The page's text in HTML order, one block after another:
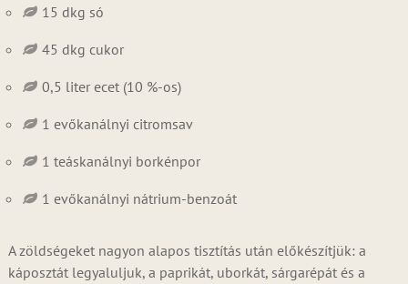
15 dkg só
45 dkg cukor
0,5 liter ecet (10 %-os)
1 evőkanálnyi citromsav
1 teáskanálnyi borkénpor
1 evőkanálnyi nátrium-benzoát
A zöldségeket nagyon alapos tisztítás után előkészítjük: a
káposztát legyaluljuk, a paprikát, uborkát, sárgarépát és a